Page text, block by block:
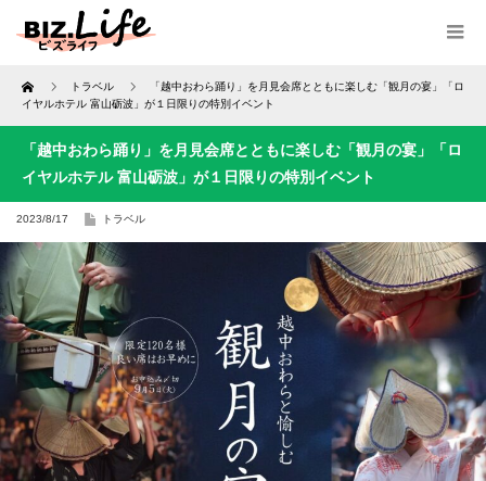
Home トラベル
「越中おわら踊り」を月見会席とともに楽しむ「観月の宴」「ロ
イヤルホテル 富山砺波」が１日限りの特別イベント
「越中おわら踊り」を月見会席とともに楽しむ「観月の宴」「ロ
イヤルホテル 富山砺波」が１日限りの特別イベント
2023/8/17 トラベル